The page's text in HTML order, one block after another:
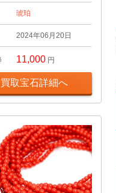
琥珀
2024年06月20日
11,000 円
買取宝石詳細へ